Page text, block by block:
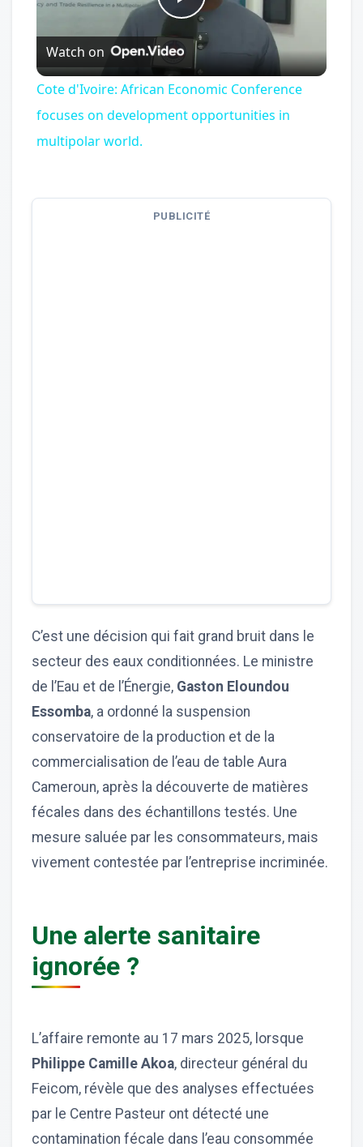
Play
Video
Watch on
Cote d'Ivoire: African Economic Conference
focuses on development opportunities in
multipolar world.
PUBLICITÉ
C’est une décision qui fait grand bruit dans le
secteur des eaux conditionnées. Le ministre
de l’Eau et de l’Énergie, Gaston Eloundou
Essomba, a ordonné la suspension
conservatoire de la production et de la
commercialisation de l’eau de table Aura
Cameroun, après la découverte de matières
fécales dans des échantillons testés. Une
mesure saluée par les consommateurs, mais
vivement contestée par l’entreprise incriminée.
Une alerte sanitaire
ignorée ?
L’affaire remonte au 17 mars 2025, lorsque
Philippe Camille Akoa, directeur général du
Feicom, révèle que des analyses effectuées
par le Centre Pasteur ont détecté une
contamination fécale dans l’eau consommée